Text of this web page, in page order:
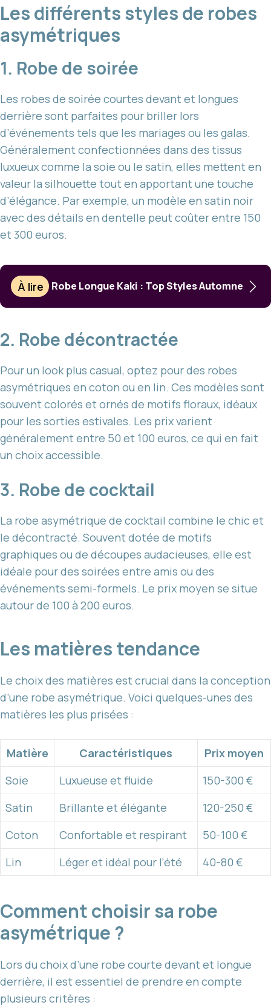
Les différents styles de robes
asymétriques
1. Robe de soirée
Les robes de soirée courtes devant et longues
derrière sont parfaites pour briller lors
d’événements tels que les mariages ou les galas.
Généralement confectionnées dans des tissus
luxueux comme la soie ou le satin, elles mettent en
valeur la silhouette tout en apportant une touche
d’élégance. Par exemple, un modèle en satin noir
avec des détails en dentelle peut coûter entre 150
et 300 euros.
À lire Robe Longue Kaki : Top Styles Automne
2. Robe décontractée
Pour un look plus casual, optez pour des robes
asymétriques en coton ou en lin. Ces modèles sont
souvent colorés et ornés de motifs floraux, idéaux
pour les sorties estivales. Les prix varient
généralement entre 50 et 100 euros, ce qui en fait
un choix accessible.
3. Robe de cocktail
La robe asymétrique de cocktail combine le chic et
le décontracté. Souvent dotée de motifs
graphiques ou de découpes audacieuses, elle est
idéale pour des soirées entre amis ou des
événements semi-formels. Le prix moyen se situe
autour de 100 à 200 euros.
Les matières tendance
Le choix des matières est crucial dans la conception
d’une robe asymétrique. Voici quelques-unes des
matières les plus prisées :
Matière Caractéristiques
Prix moyen
Soie
Luxueuse et fluide
150-300 €
Satin
Brillante et élégante
120-250 €
Coton
Confortable et respirant
50-100 €
Lin
Léger et idéal pour l’été 40-80 €
Comment choisir sa robe
asymétrique ?
Lors du choix d’une robe courte devant et longue
derrière, il est essentiel de prendre en compte
plusieurs critères :